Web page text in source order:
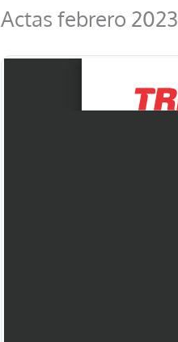
Actas febrero 2023